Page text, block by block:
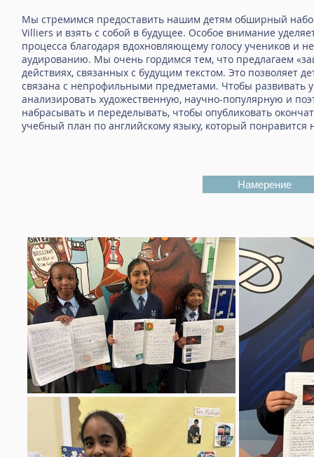
Мы стремимся предоставить нашим детям обширный
Villiers и взять с собой в будущее. Особое внимание
процесса благодаря вдохновляющему голосу учеников
аудированию. Мы очень гордимся тем, что предлагаем
действиях, связанных с будущим текстом. Это позволяет
связана с непрофильными предметами. Чтобы развивать
анализировать художественную, научно-популярную и
набрасывать и переделывать, чтобы опубликовать
учебный план по английскому языку, который
Намерение